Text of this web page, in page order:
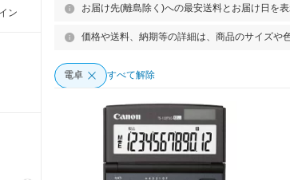
ン
お届け先(離島除く)への最安送料とお届け日を
価格や送料、納期等の詳細は、商品のサイズや
電卓 すべて解除